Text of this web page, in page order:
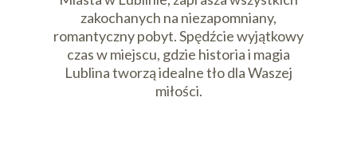
zakochanych na niezapomniany,
romantyczny pobyt. Spędźcie wyjątkowy
czas w miejscu, gdzie historia i magia
Lublina tworzą idealne tło dla Waszej
miłości.